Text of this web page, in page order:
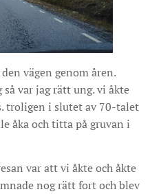
vägen genom åren.
var jag rätt ung. vi åkte
troligen i slutet av 70-talet
åka och titta på gruvan i
var att vi åkte och åkte
nog rätt fort och blev